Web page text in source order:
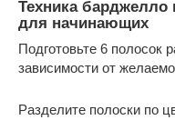
Техника барджелло
для начинающих
Подготовьте 6 полосок
зависимости от
Разделите полоски по